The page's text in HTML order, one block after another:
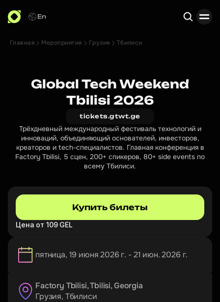
En
Главная Мероприятия Грузия Тбилиси
Global Tech Weekend
Tbilisi 2026
tickets.gtwt.ge
Трёхдневный международный фестиваль технологий и
инноваций, объединяющий основателей, инвесторов,
креаторов и tech-специалистов. Главная конференция в
Factory Tbilisi, 5 сцен, 200+ спикеров, 80+ side events по
всему Тбилиси.
Купить билеты
Цена от 109 GEL
пятница, 19 июня 2026 г. - 21 июн. 2026 г.
Factory Tbilisi, Tbilisi, Georgia
Грузия, Тбилиси